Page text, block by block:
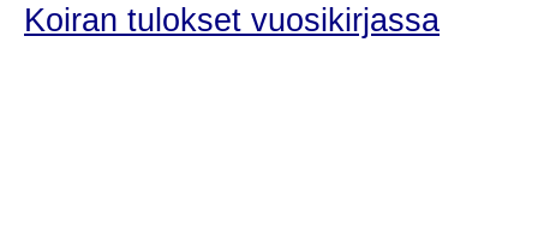
Koiran tulokset vuosikirjassa